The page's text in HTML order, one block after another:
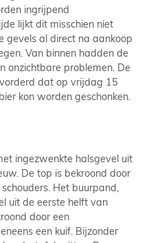
ingrijpend
lijkt dit misschien niet
gevels al direct na aankoop
Van binnen hadden de
onzichtbare problemen. De
dat op vrijdag 15
kon worden geschonken.
ingezwenkte halsgevel uit
De top is bekroond door
Het buurpand,
uit de eerste helft van
door een
een kuif. Bijzonder